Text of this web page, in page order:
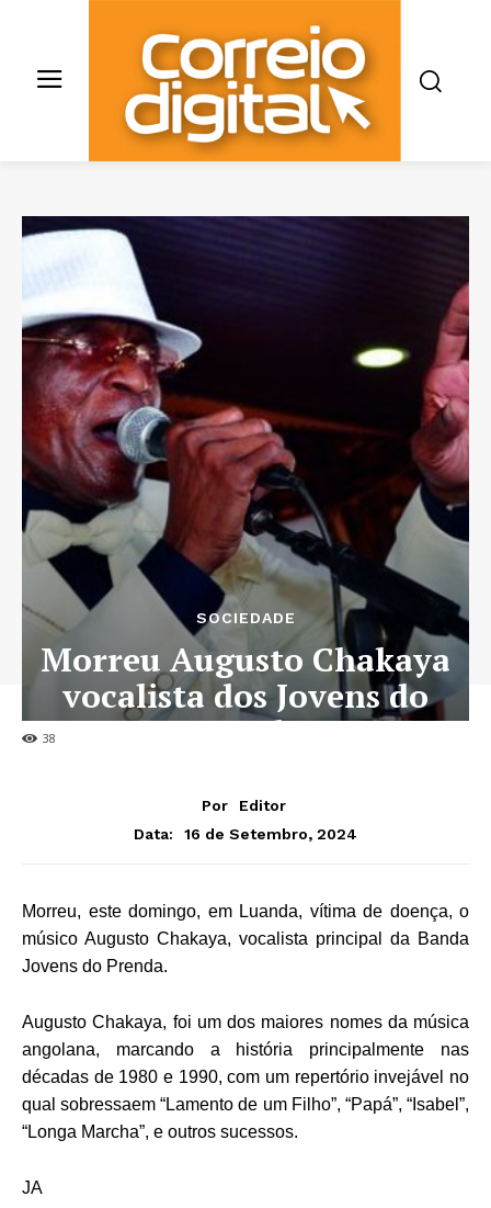
38
SOCIEDADE
Morreu Augusto Chakaya
vocalista dos Jovens do
Prenda
Por
Editor
Data:
16 de Setembro, 2024
Morreu, este domingo, em Luanda, vítima de doença, o
músico Augusto Chakaya, vocalista principal da Banda
Jovens do Prenda.
Augusto Chakaya, foi um dos maiores nomes da música
angolana, marcando a história principalmente nas
décadas de 1980 e 1990, com um repertório invejável no
qual sobressaem “Lamento de um Filho”, “Papá”, “Isabel”,
“Longa Marcha”, e outros sucessos.
JA